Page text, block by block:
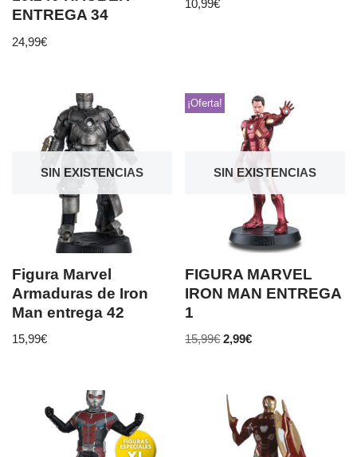
ENTREGA 34
24,99€
10,99€
SIN EXISTENCIAS
Figura Marvel
Armaduras de Iron
Man entrega 42
15,99€
SIN EXISTENCIAS
¡Oferta!
FIGURA MARVEL
IRON MAN ENTREGA
1
15,99€ 2,99€